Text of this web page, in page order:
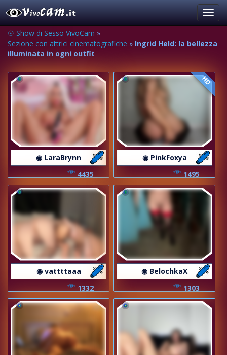
☉ Show di Sesso VivoCam »
Sezione con attrici cinematografiche » Ingrid Held: la bellezza
illuminata in ogni outfit
◉ LaraBrynn
4435
HD
◉ PinkFoxya
1495
◉ vattttaaa
1332
◉ BelochkaX
1303